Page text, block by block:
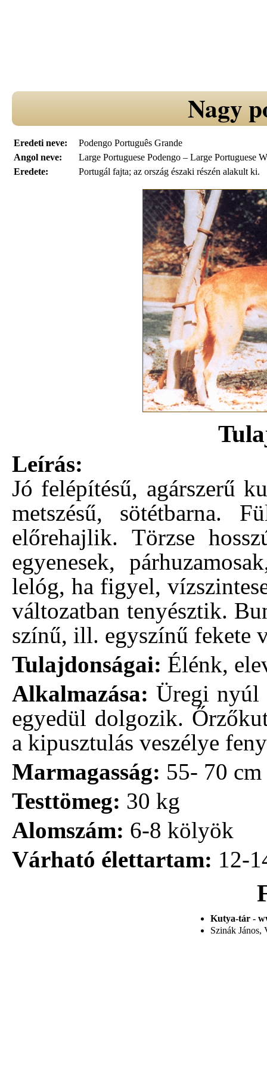
Nagy
Eredeti neve:
Podengo Português Grande
Angol neve:
Large Portuguese Podengo – Large Portuguese
Eredete:
Portugál fajta; az ország északi részén alakult ki.
Leírás:
Jó felépítésű, agárszerű
metszésű, sötétbarna.
előrehajlik. Törzse
egyenesek,
lelóg, ha figyel,
változatban tenyésztik.
színű, ill. egyszínű fekete
Tulajdonságai: Élénk,
Alkalmazása: Üregi nyúl
egyedül dolgozik.
a kipusztulás veszélye
Marmagasság: 55- 70 cm
Testtömeg: 30 kg
Alomszám: 6-8 kölyök
Várható élettartam: 12-
Kutya-tár -
Szinák János,